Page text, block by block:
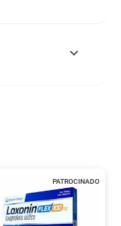
PATROCINADO